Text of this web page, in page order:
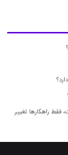
راهکارها تغییر